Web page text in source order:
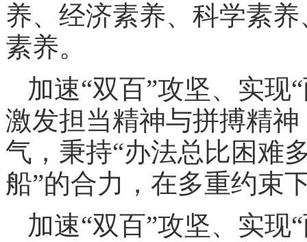
养、经济素养、科学素
素养。
加速“双百”攻坚、实现
激发担当精神与拼搏精
气，秉持“办法总比困难
船”的合力，在多重约束
加速“双百”攻坚、实现